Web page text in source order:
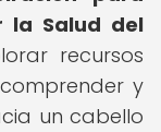
la Salud del
recursos
y
un cabello